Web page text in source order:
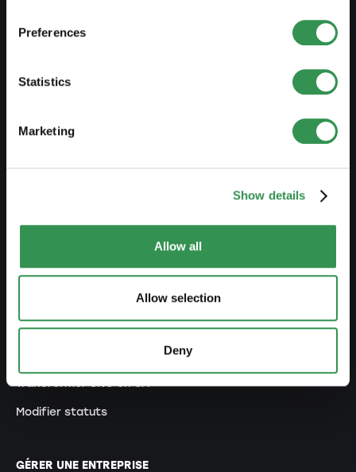
Preferences
Statistics
Marketing
Show details
Allow all
Allow selection
Deny
Créer raison individuelle
Créer société en nom collectif
Modifier inscription au RC
Transformer RI en Sàrl
Transformer RI en SA
Transformer SNC en SA
Modifier statuts
GÉRER UNE ENTREPRISE